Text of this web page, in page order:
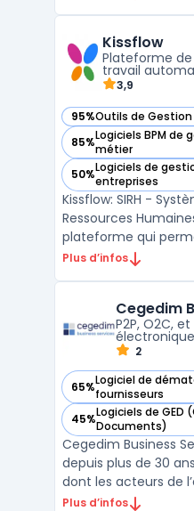
documents RH,
spécifiques des
Kissflow
Plateforme
travail
3,9
95%Outils de Gestion
— voir Kissflow dans
85%Logiciels BPM de
métier
— voir Kissflow dans
50%Logiciels de
entreprises
— voir Kissflow dans
Kissflow: SIRH -
Ressources
plateforme qui
gérer efficacement
encore. Avec
automatisés, ce qui
Plus d’infos
Cegedim
P2P, O2C,
électronique
2
65%Logiciel de
fournisseurs
— voir Cegedim
45%Logiciels de GED
Documents)
— voir Cegedim
Cegedim Business
depuis plus de 30
dont les acteurs de
dans leurs enjeux
Plus d’infos